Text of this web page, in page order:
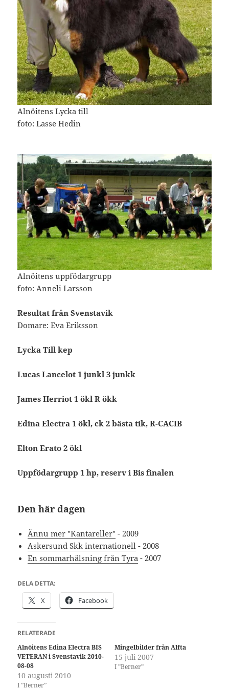
Alnöitens Lycka till
foto: Lasse Hedin
Alnöitens uppfödargrupp
foto: Anneli Larsson
Resultat från Svenstavik
Domare: Eva Eriksson
Lycka Till kep
Lucas Lancelot 1 junkl 3 junkk
James Herriot 1 ökl R ökk
Edina Electra 1 ökl, ck 2 bästa tik, R-CACIB
Elton Erato 2 ökl
Uppfödargrupp 1 hp, reserv i Bis finalen
Den här dagen
Ännu mer "Kantareller" - 2009
Askersund Skk internationell - 2008
En sommarhälsning från Tyra - 2007
DELA DETTA:
X Facebook
RELATERADE
Alnöitens Edina Electra BIS
VETERAN i Svenstavik 2010-
08-08
10 augusti 2010
I ”Berner”
Mingelbilder från Alfta
15 juli 2007
I ”Berner”